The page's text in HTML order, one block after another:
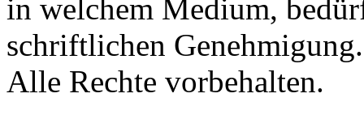
in welchem Medium,
schriftlichen Genehmigung.
Alle Rechte vorbehalten.